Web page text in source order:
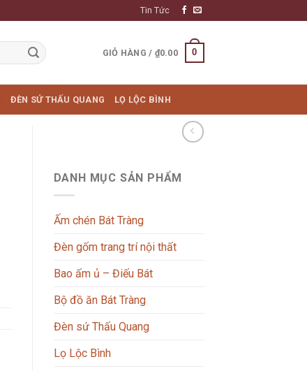
Tin Tức
GIỎ HÀNG / ₫0.00 0
ĐÈN SỨ THẤU QUANG LỌ LỘC BÌNH
DANH MỤC SẢN PHẨM
Ấm chén Bát Tràng
Đèn gốm trang trí nội thất
Bao ấm ủ – Điếu Bát
Bộ đồ ăn Bát Tràng
Đèn sứ Thấu Quang
Lọ Lộc Bình